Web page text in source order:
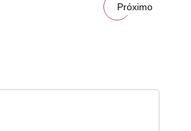
Próximo